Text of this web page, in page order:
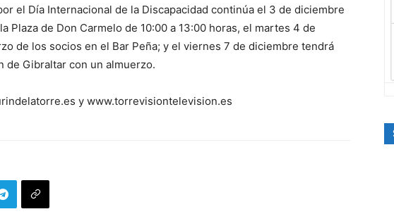
el Día Internacional de la Discapacidad continúa el 3 de diciembre
Plaza de Don Carmelo de 10:00 a 13:00 horas, el martes 4 de
de los socios en el Bar Peña; y el viernes 7 de diciembre tendrá
de Gibraltar con un almuerzo.
y www.torrevisiontelevision.es